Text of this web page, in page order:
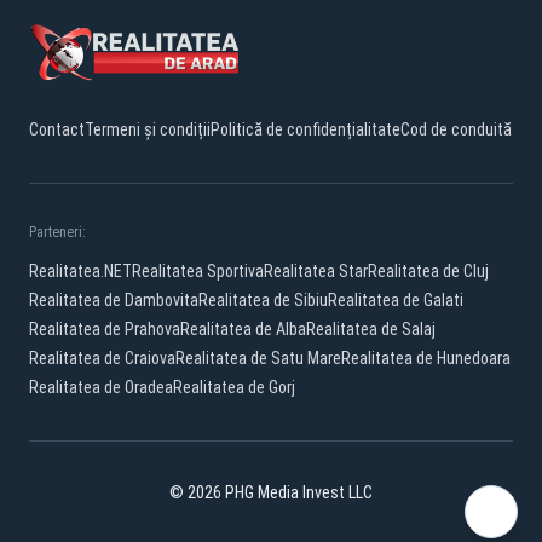
ContactTermeni și condițiiPolitică de confidențialitateCod de conduită
Parteneri:
Realitatea.NETRealitatea SportivaRealitatea StarRealitatea de Cluj
Realitatea de DambovitaRealitatea de SibiuRealitatea de Galati
Realitatea de PrahovaRealitatea de AlbaRealitatea de Salaj
Realitatea de CraiovaRealitatea de Satu MareRealitatea de Hunedoara
Realitatea de OradeaRealitatea de Gorj
© 2026 PHG Media Invest LLC